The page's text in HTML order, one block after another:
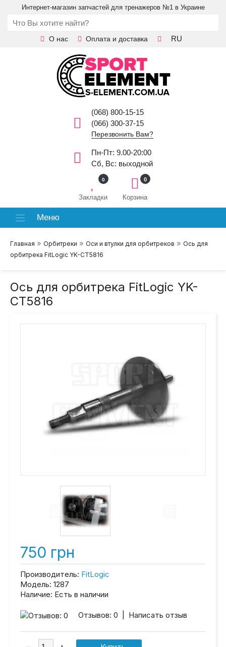
Интернет-магазин запчастей для тренажеров №1 в Украине
О нас Оплата и доставка RU
(068) 800-15-15
(066) 300-37-15
Перезвонить Вам?
Пн-Пт: 9.00-20:00
Сб, Вс: выходной
Закладки
0
Корзина
0
Меню
Главная » Орбитреки » Оси и втулки для орбитреков » Ось для
орбитрека FitLogic YK-CT5816
Ось для орбитрека FitLogic YK-
CT5816
750 грн
Производитель: FitLogic
Модель: 1287
Наличие: Есть в наличии
Отзывов: 0 Написать отзыв